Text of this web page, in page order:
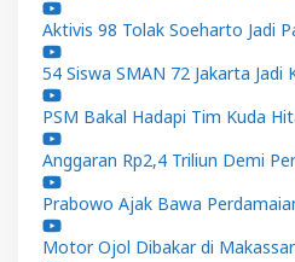
Aktivis 98 Tolak Soeharto Jadi
54 Siswa SMAN 72 Jakarta Jadi
PSM Bakal Hadapi Tim Kuda
Anggaran Rp2,4 Triliun Demi
Prabowo Ajak Bawa
Motor Ojol Dibakar di